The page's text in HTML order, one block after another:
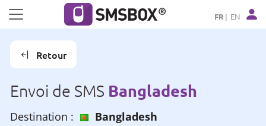
Panneau de gestion des cookies
FR EN
Retour
Envoi de SMS Bangladesh
Destination :
Bangladesh